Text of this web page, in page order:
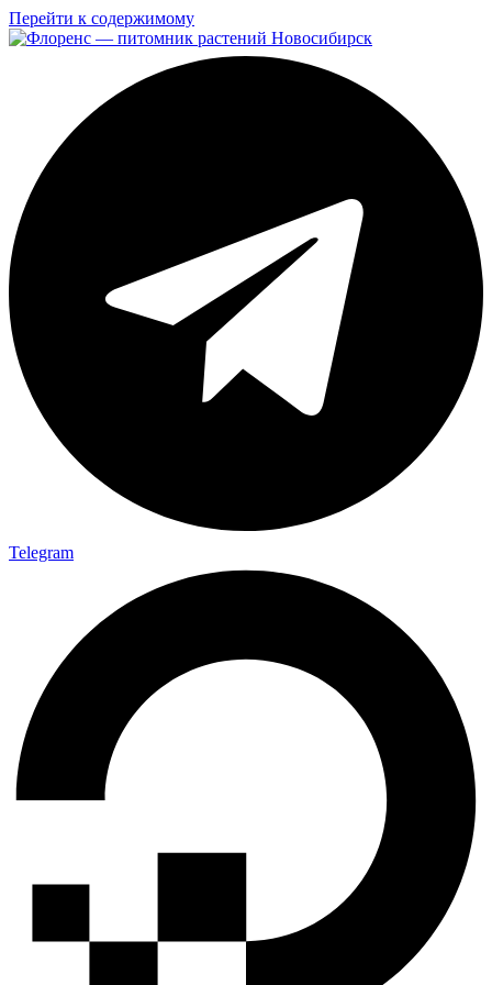
Перейти к содержимому
Telegram